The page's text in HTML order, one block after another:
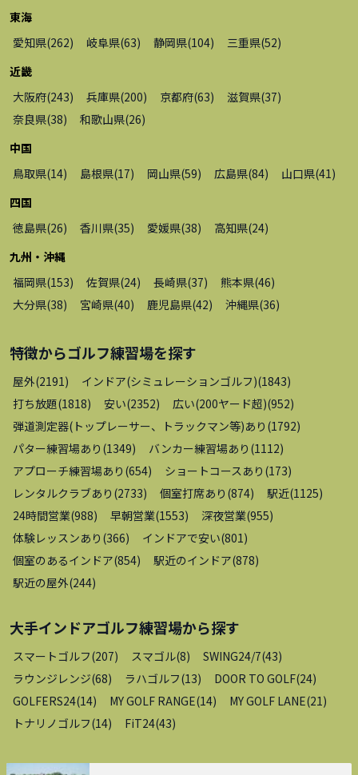
東海
愛知県(262) 岐阜県(63) 静岡県(104) 三重県(52)
近畿
大阪府(243) 兵庫県(200) 京都府(63) 滋賀県(37)
奈良県(38) 和歌山県(26)
中国
鳥取県(14) 島根県(17) 岡山県(59) 広島県(84) 山口県(41 )
四国
徳島県(26) 香川県(35) 愛媛県(38) 高知県(24)
九州・沖縄
福岡県(153) 佐賀県(24) 長崎県(37) 熊本県(46)
大分県(38) 宮崎県(40) 鹿児島県(42) 沖縄県(36)
特徴からゴルフ練習場を探す
屋外(2191 ) インドア(シミュレーションゴルフ)(1843)
打ち放題(1818) 安い(2352) 広い(200ヤード超)(952)
弾道測定器(トップレーサー、トラックマン等)あり (1792)
パター練習場あり (1349) バンカー練習場あり (1112)
アプローチ練習場あり (654) ショートコースあり (173)
レンタルクラブあり (2733) 個室打席あり (874) 駅近(1125)
24時間営業(988) 早朝営業(1553) 深夜営業(955)
体験レッスンあり (366) インドアで安い(801 )
個室のあるインドア(854) 駅近のインドア(878)
駅近の屋外(244)
大手インドアゴルフ練習場から探す
スマートゴルフ(207) スマゴル(8) SWING24/7(43)
ラウンジレンジ(68) ラハゴルフ(13) DOOR TO GOLF(24)
GOLFERS24(14) MY GOLF RANGE(14) MY GOLF LANE(21 )
トナリノゴルフ(14) FiT24(43)